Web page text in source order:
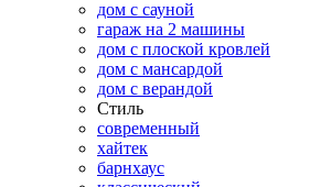
дом с сауной
гараж на 2 машины
дом с плоской кровлей
дом с мансардой
дом с верандой
Стиль
современный
хайтек
барнхаус